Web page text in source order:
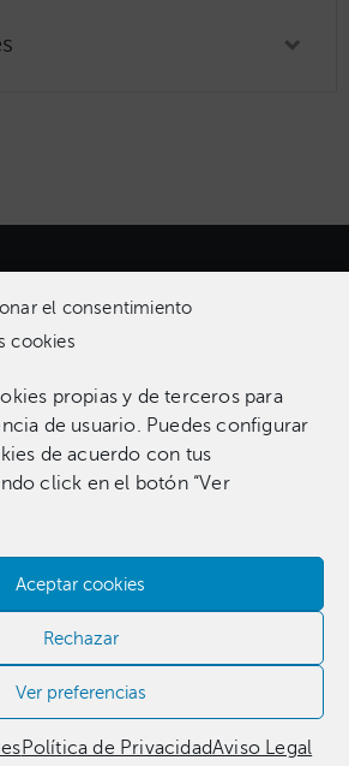
el consentimiento
cookies
propias y de terceros para
de usuario. Puedes configurar
de acuerdo con tus
click en el botón “Ver
Aceptar cookies
Rechazar
Ver preferencias
Política de PrivacidadAviso Legal
1.369 obras entre pinturas,
grabados, dibujos e instalaciones
artistas.​
con nosotros​